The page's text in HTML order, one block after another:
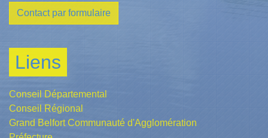
Contact par formulaire
Liens
Conseil Départemental
Conseil Régional
Grand Belfort Communauté d'Agglomération